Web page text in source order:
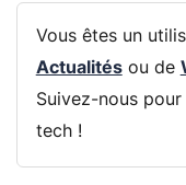
Vous êtes un
Actualitésou de
Suivez-nous
tech !